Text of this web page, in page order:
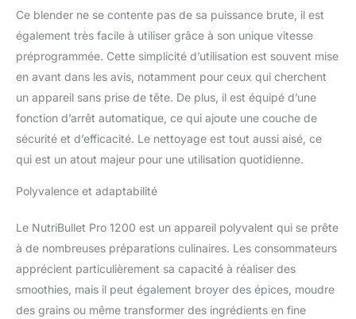
compacte et optimisé de
900 Watts transforme
tout les aliments, des
préparation nutritive
[POUR LE NETTOYAGE]
Il suffit de dévisser les
lames, de les rincer à
l'eau et au savon et de
placer les tasses dans le
Ce blender ne se contente pas de sa puissance brute, il est
également très facile à utiliser grâce à son unique vitesse
préprogrammée. Cette simplicité d’utilisation est souvent mise
en avant dans les avis, notamment pour ceux qui cherchent
un appareil sans prise de tête. De plus, il est équipé d’une
fonction d’arrêt automatique, ce qui ajoute une couche de
sécurité et d’efficacité. Le nettoyage est tout aussi aisé, ce
qui est un atout majeur pour une utilisation quotidienne.
Polyvalence et adaptabilité
Le NutriBullet Pro 1200 est un appareil polyvalent qui se prête
à de nombreuses préparations culinaires. Les consommateurs
apprécient particulièrement sa capacité à réaliser des
smoothies, mais il peut également broyer des épices, moudre
des grains ou même transformer des ingrédients en fine